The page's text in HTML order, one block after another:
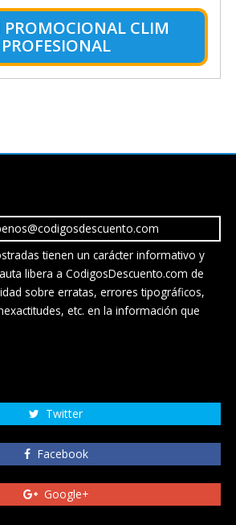
PROMOCIONAL CLIM
PROFESIONAL
tienen un carácter informativo y
libera a CodigosDescuento.com de
sobre erratas, errores tipográficos,
etc. en la información que
Twitter
Facebook
Google+